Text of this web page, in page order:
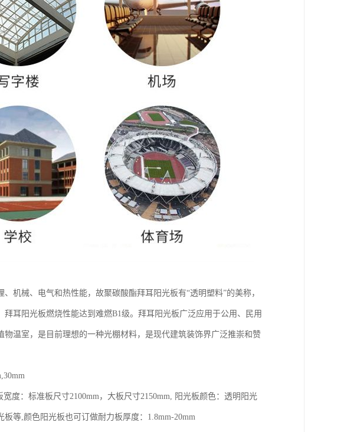
机械、电气和热性能，故聚碳酸酯拜耳阳光板有“透明塑料”的美称，
耳阳光板燃烧性能达到难燃B1级。拜耳阳光板广泛应用于公用、民用
温室，是目前理想的一种光棚材料，是现代建筑装饰界广泛推崇和赞
度：标准板尺寸2100mm，大板尺寸2150mm, 阳光板颜色：透明阳光
等,颜色阳光板也可订做耐力板厚度：1.8mm-20mm